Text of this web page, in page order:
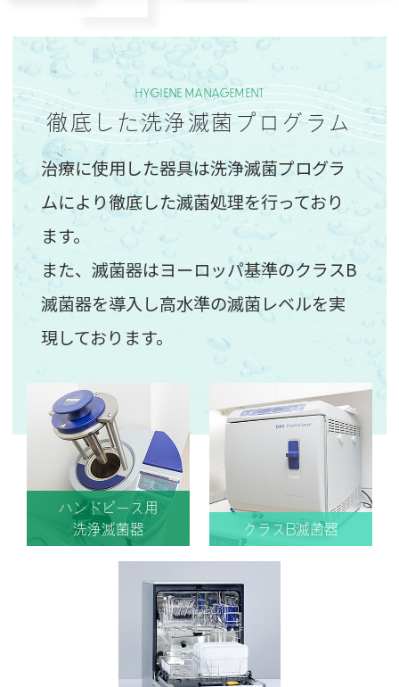
HYGIENE MANAGEMENT
徹底した洗浄滅菌プログラム
治療に使用した器具は洗浄滅菌プログラ
ムにより徹底した滅菌処理を行っており
ます。
また、滅菌器はヨーロッパ基準のクラスB
滅菌器を導入し高水準の滅菌レベルを実
現しております。
ハンドピース用
洗浄滅菌器
クラスB滅菌器